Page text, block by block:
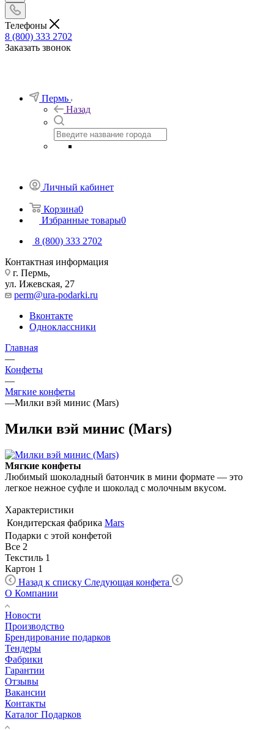
Телефоны
8 (800) 333 2702
Заказать звонок
Пермь
Назад
Личный кабинет
Корзина0
Избранные товары0
8 (800) 333 2702
Контактная информация
г. Пермь,
ул. Ижевская, 27
perm@ura-podarki.ru
Вконтакте
Одноклассники
Главная
—
Конфеты
—
Мягкие конфеты
—Милки вэй минис (Mars)
Милки вэй минис (Mars)
Мягкие конфеты
Любимый шоколадный батончик в мини формате — это
легкое нежное суфле и шоколад с молочным вкусом.
Характеристики
Кондитерская фабрика Mars
Подарки с этой конфетой
Все 2
Текстиль 1
Картон 1
Назад к списку Следующая конфета
О Компании
Новости
Производство
Брендирование подарков
Тендеры
Фабрики
Гарантии
Отзывы
Вакансии
Контакты
Каталог Подарков